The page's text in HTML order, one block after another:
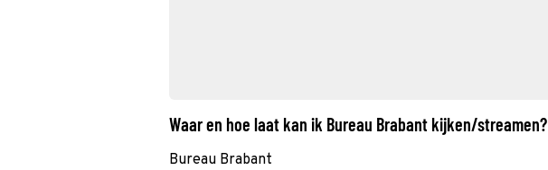
Waar en hoe laat kan ik Bureau Brabant kijken/streamen?
Bureau Brabant